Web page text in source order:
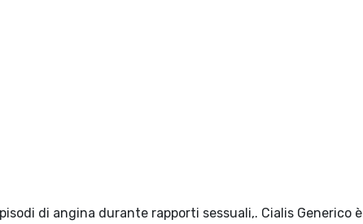
di angina durante rapporti sessuali,. Cialis Generico è